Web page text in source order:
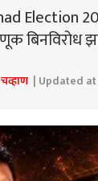
Election
बिनविरोध
| Updated at